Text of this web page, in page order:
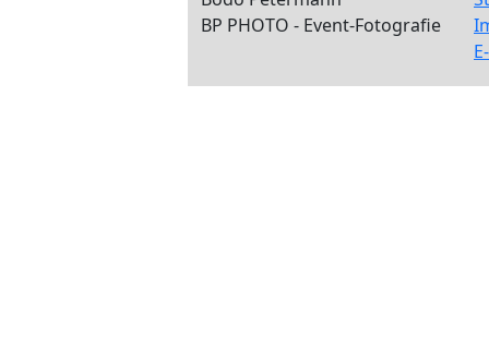
BP PHOTO - Event-Fotografie